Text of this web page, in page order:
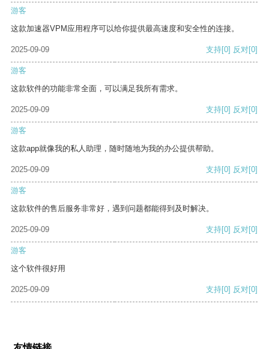
游客
这款加速器VPM应用程序可以给你提供最高速度和安全性的连接。
2025-09-09 支持[0] 反对[0]
游客
这款软件的功能非常全面，可以满足我所有需求。
2025-09-09 支持[0] 反对[0]
游客
这款app就像我的私人助理，随时随地为我的办公提供帮助。
2025-09-09 支持[0] 反对[0]
游客
这款软件的售后服务非常好，遇到问题都能得到及时解决。
2025-09-09 支持[0] 反对[0]
游客
这个软件很好用
2025-09-09 支持[0] 反对[0]